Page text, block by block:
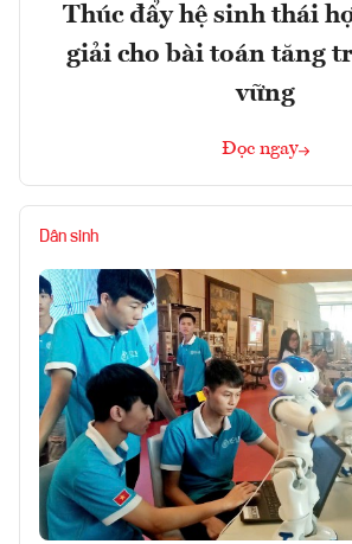
Thúc đẩy hệ sinh thái
giải cho bài toán tăng
vững
Đọc ngay
Dân sinh